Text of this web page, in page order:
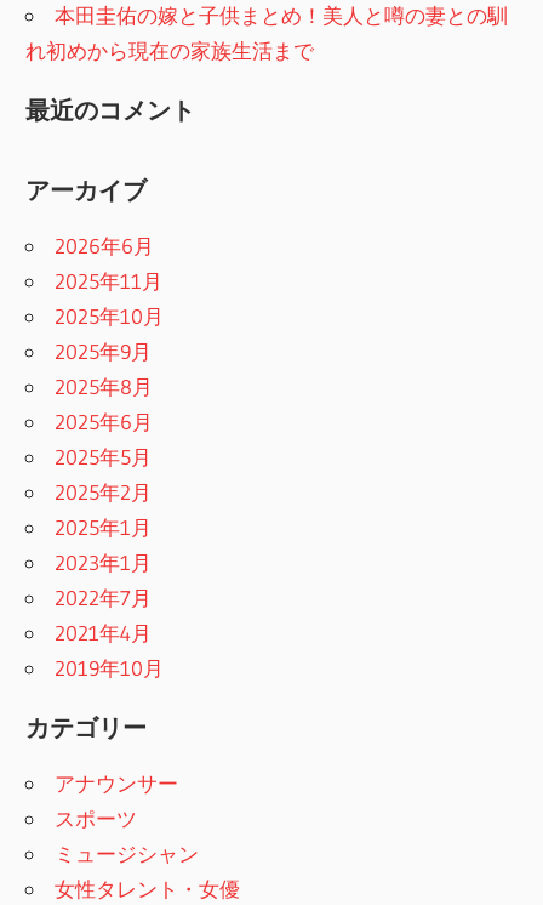
本田圭佑の嫁と子供まとめ！美人と噂の妻との馴
れ初めから現在の家族生活まで
最近のコメント
アーカイブ
2026年6月
2025年11月
2025年10月
2025年9月
2025年8月
2025年6月
2025年5月
2025年2月
2025年1月
2023年1月
2022年7月
2021年4月
2019年10月
カテゴリー
アナウンサー
スポーツ
ミュージシャン
女性タレント・女優